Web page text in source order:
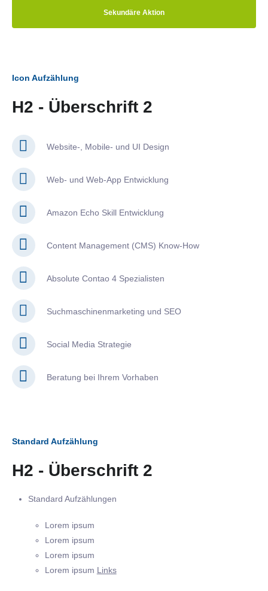
Sekundäre Aktion
Icon Aufzählung
H2 - Überschrift 2
Website-, Mobile- und UI Design
Web- und Web-App Entwicklung
Amazon Echo Skill Entwicklung
Content Management (CMS) Know-How
Absolute Contao 4 Spezialisten
Suchmaschinenmarketing und SEO
Social Media Strategie
Beratung bei Ihrem Vorhaben
Standard Aufzählung
H2 - Überschrift 2
Standard Aufzählungen
Lorem ipsum
Lorem ipsum
Lorem ipsum
Lorem ipsum Links